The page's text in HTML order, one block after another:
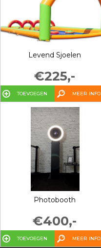
Levend Sjoelen
€225,-
TOEVOEGEN MEER INFO
Photobooth
€400,-
TOEVOEGEN MEER INFO